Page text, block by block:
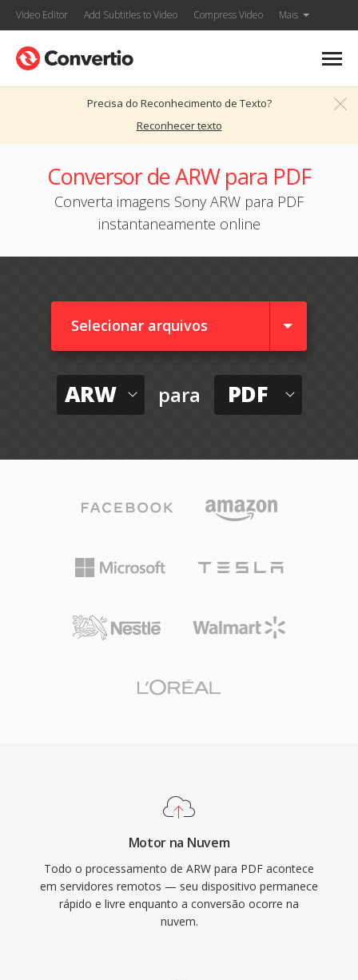
Video Editor Add Subtitles to Video Compress Video Mais
Precisa do Reconhecimento de Texto?
Reconhecer texto
Conversor de ARW para PDF
Converta imagens Sony ARW para PDF
instantaneamente online
Selecionar arquivos
ARW para PDF
Motor na Nuvem
Todo o processamento de ARW para PDF acontece
em servidores remotos — seu dispositivo permanece
rápido e livre enquanto a conversão ocorre na
nuvem.